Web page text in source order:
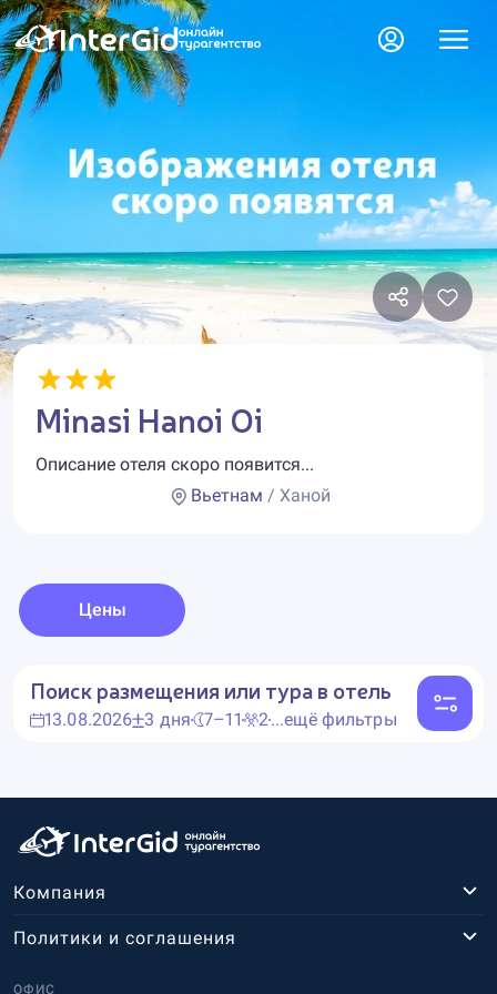
Minasi Hanoi Oi
Описание отеля скоро появится...
Вьетнам / Ханой
Цены
Поиск размещения или тура в отель
13.08.2026 3 дня 7–11 2...ещё фильтры
Компания
ОФИС
Политики и соглашения